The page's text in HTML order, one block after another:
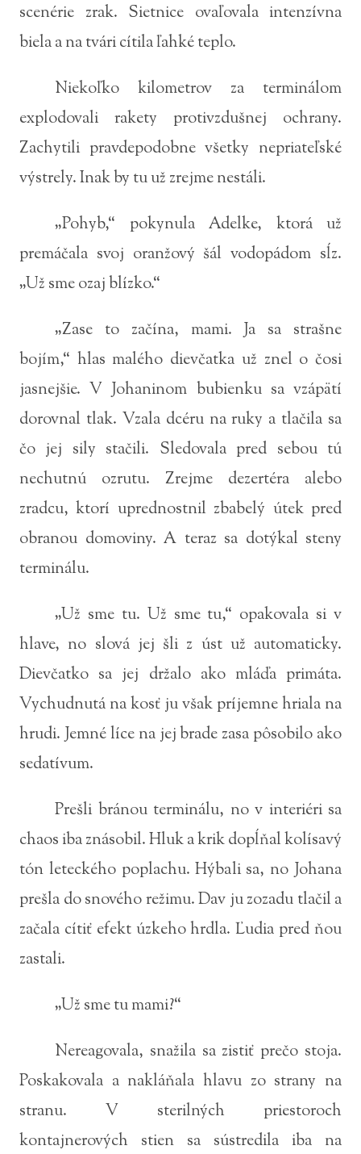
scenérie zrak. Sietnice ovaľovala intenzívna
biela a na tvári cítila ľahké teplo.
Niekoľko kilometrov za terminálom
explodovali rakety protivzdušnej ochrany.
Zachytili pravdepodobne všetky nepriateľské
výstrely. Inak by tu už zrejme nestáli.
„Pohyb,“ pokynula Adelke, ktorá už
premáčala svoj oranžový šál vodopádom sĺz.
„Už sme ozaj blízko.“
„Zase to začína, mami. Ja sa strašne
bojím,“ hlas malého dievčatka už znel o čosi
jasnejšie. V Johaninom bubienku sa vzápätí
dorovnal tlak. Vzala dcéru na ruky a tlačila sa
čo jej sily stačili. Sledovala pred sebou tú
nechutnú ozrutu. Zrejme dezertéra alebo
zradcu, ktorí uprednostnil zbabelý útek pred
obranou domoviny. A teraz sa dotýkal steny
terminálu.
„Už sme tu. Už sme tu,“ opakovala si v
hlave, no slová jej šli z úst už automaticky.
Dievčatko sa jej držalo ako mláďa primáta.
Vychudnutá na kosť ju však príjemne hriala na
hrudi. Jemné líce na jej brade zasa pôsobilo ako
sedatívum.
Prešli bránou terminálu, no v interiéri sa
chaos iba znásobil. Hluk a krik dopĺňal kolísavý
tón leteckého poplachu. Hýbali sa, no Johana
prešla do snového režimu. Dav ju zozadu tlačil a
začala cítiť efekt úzkeho hrdla. Ľudia pred ňou
zastali.
„Už sme tu mami?“
Nereagovala, snažila sa zistiť prečo stoja.
Poskakovala a nakláňala hlavu zo strany na
stranu. V sterilných priestoroch
kontajnerových stien sa sústredila iba na